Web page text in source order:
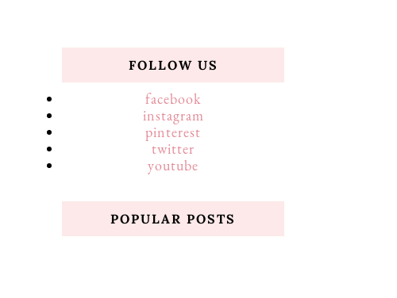
FOLLOW US
facebook
instagram
pinterest
twitter
youtube
POPULAR POSTS